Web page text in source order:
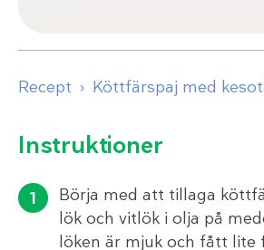
Recept Köttfärspaj med
Instruktioner
Börja med att tillaga
lök och vitlök i olja på
löken är mjuk och fått lite